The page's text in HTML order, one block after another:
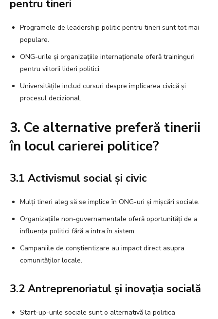
pentru tineri
Programele de leadership politic pentru tineri sunt tot mai
populare.
ONG-urile și organizațiile internaționale oferă traininguri
pentru viitorii lideri politici.
Universitățile includ cursuri despre implicarea civică și
procesul decizional.
3. Ce alternative preferă tinerii
în locul carierei politice?
3.1 Activismul social și civic
Mulți tineri aleg să se implice în ONG-uri și mișcări sociale.
Organizațiile non-guvernamentale oferă oportunități de a
influența politici fără a intra în sistem.
Campaniile de conștientizare au impact direct asupra
comunităților locale.
3.2 Antreprenoriatul și inovația socială
Start-up-urile sociale sunt o alternativă la politica